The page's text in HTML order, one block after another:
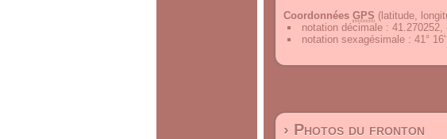
Coordonnées GPS (latitude,
notation décimale : 41.270252,
notation sexagésimale : 41°
› Photos du fronton